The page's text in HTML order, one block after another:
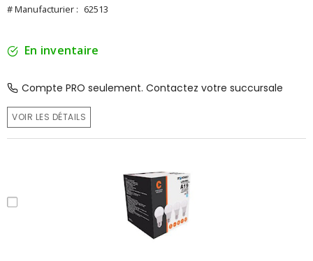
# Manufacturier : 62513
En inventaire
Compte PRO seulement. Contactez votre succursale
VOIR LES DÉTAILS